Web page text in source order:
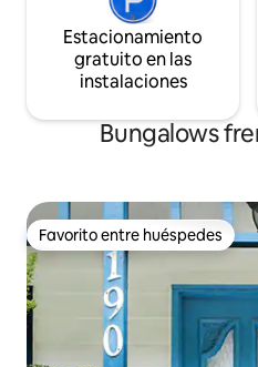
Estacionamiento
gratuito en las
instalaciones
Bungalows
Favorito entre huéspedes
Favorito entre huéspedes